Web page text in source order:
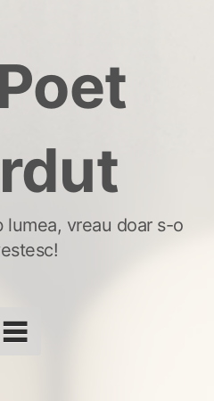
lumea, vreau doar s-o